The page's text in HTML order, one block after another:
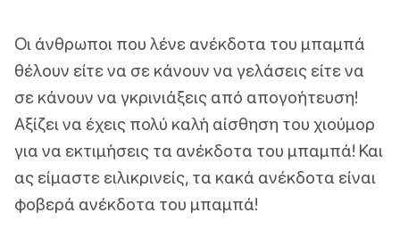
Οι άνθρωποι που λένε ανέκδοτα του μπαμπά
θέλουν είτε να σε κάνουν να γελάσεις είτε να
σε κάνουν να γκρινιάξεις από απογοήτευση!
Αξίζει να έχεις πολύ καλή αίσθηση του χιούμορ
για να εκτιμήσεις τα ανέκδοτα του μπαμπά! Και
ας είμαστε ειλικρινείς, τα κακά ανέκδοτα είναι
φοβερά ανέκδοτα του μπαμπά!